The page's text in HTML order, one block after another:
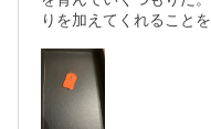
りを加えてくれること